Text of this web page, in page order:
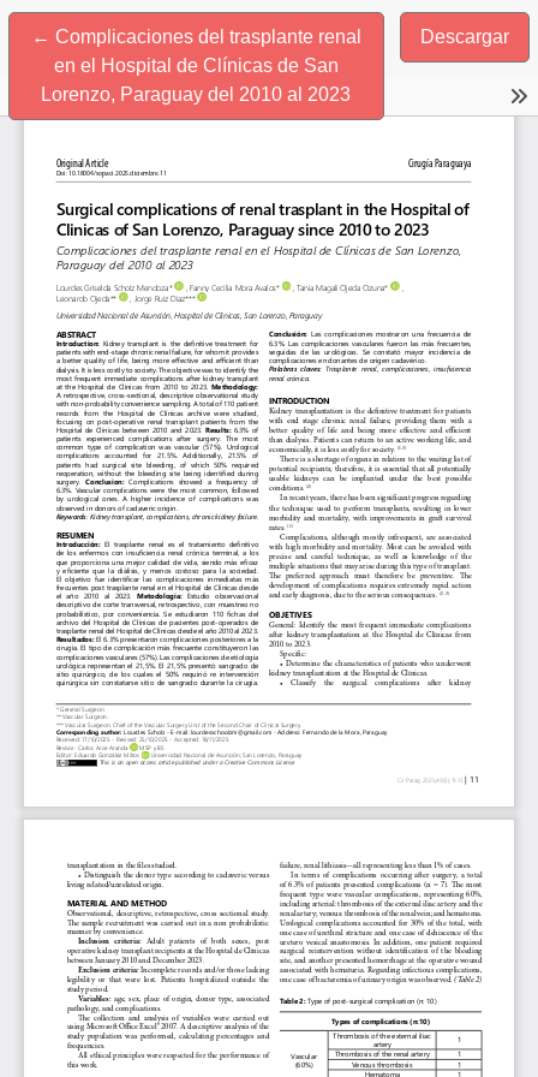
← Volver a los detalles del artículo
Complicaciones del trasplante renal
en el Hospital de Clínicas de San
Lorenzo, Paraguay del 2010 al 2023
Descargar